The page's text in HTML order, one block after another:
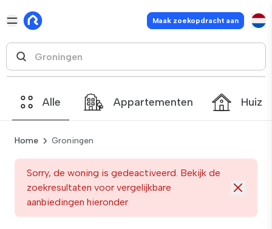
Maak zoekopdracht aan
Alle Appartementen
Home Groningen
Sorry, de woning is gedeactiveerd. Bekijk de
zoekresultaten voor vergelijkbare
aanbiedingen hieronder